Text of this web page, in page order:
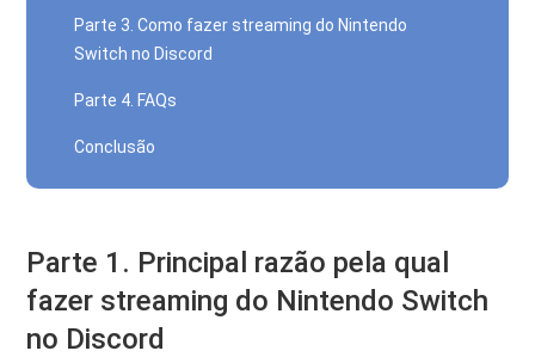
Parte 3. Como fazer streaming do Nintendo
Switch no Discord
Parte 4. FAQs
Conclusão
Parte 1. Principal razão pela qual
fazer streaming do Nintendo Switch
no Discord